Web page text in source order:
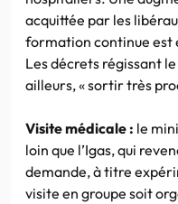
acquittée par les
formation continue est
Les décrets régissant
ailleurs, « sortir très
Visite médicale : le
loin que l’Igas, qui
demande, à titre
visite en groupe soit